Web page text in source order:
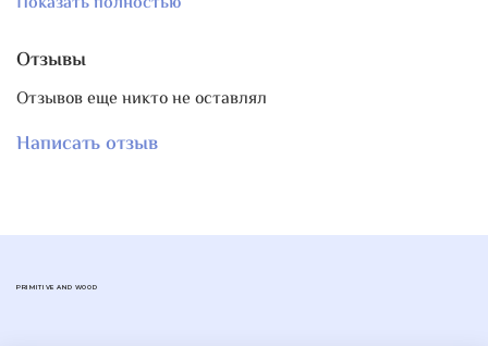
маячка нет лишней длины, такой крепёж позволяет
с отверстием.
Изюминка маячка подвеска с эмалью в форме
полумесяца со звездами.
Длина маячка 10,5 см
Очень лёгкий и изящный.
Отзывы
Отзывов еще никто не оставлял
Написать отзыв
PRIMITIVE AND WOOD